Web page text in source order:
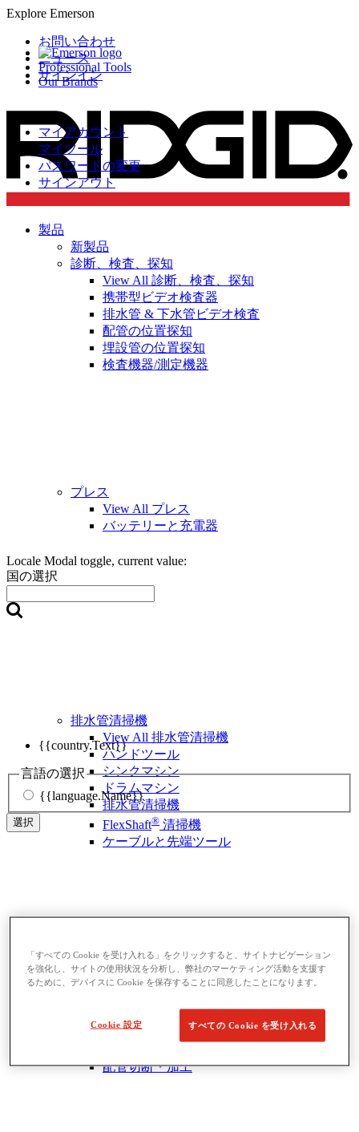
Explore Emerson
Professional Tools
Our Brands
お問い合わせ
ニュース
サインイン
マイアカウント
マイツール
パスワードの変更
サインアウト
Locale Modal toggle, current value:
国の選択
{{country.Text}}
言語の選択
{{language.Name}}
選択
製品
新製品
診断、検査、探知
View All 診断、検査、探知
携帯型ビデオ検査器
排水管 & 下水管ビデオ検査
配管の位置探知
埋設管の位置探知
検査機器/測定機器
プレス
View All プレス
バッテリーと充電器
排水管清掃機
View All 排水管清掃機
ハンドツール
シンクマシン
ドラムマシン
排水管清掃機
FlexShaft® 清掃機
ケーブルと先端ツール
ねじ切り機・配管加工機器
View All ねじ切り機・配管加工機器
ベベラー
曲げ加工と穴開け加工
配管切断・加工
「すべての Cookie を受け入れる」をクリックすると、サイトナビゲーション
を強化し、サイトの使用状況を分析し、弊社のマーケティング活動を支援す
るために、デバイスに Cookie を保存することに同意したことになります。
Cookie 設定 すべての Cookie を受け入れる